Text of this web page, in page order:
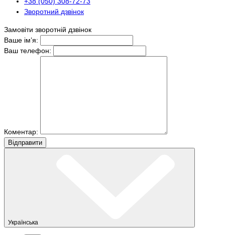
Зворотний дзвінок
Замовіти зворотній дзвінок
Ваше ім’я:
Ваш телефон:
Коментар:
Вiдправити
Українська